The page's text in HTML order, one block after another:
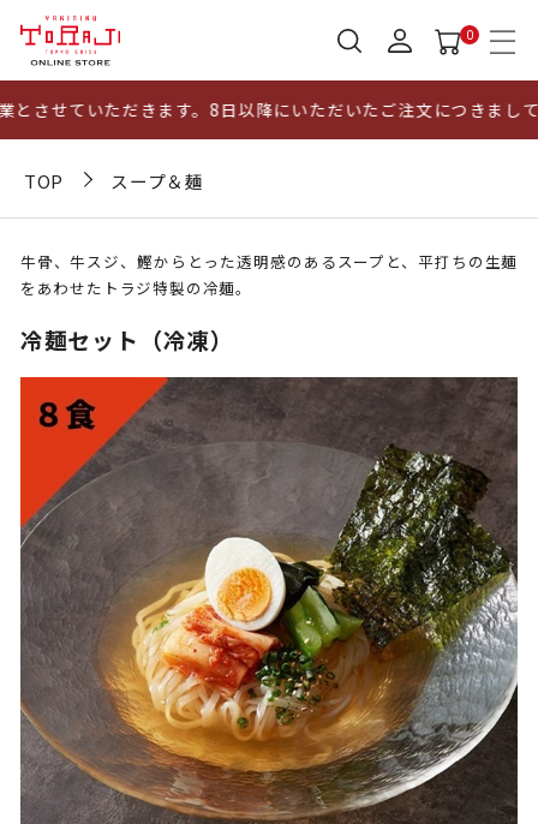
0
ていただきます。8日以降にいただいたご注文につきまして
TOP スープ＆麺
牛骨、牛スジ、鰹からとった透明感のあるスープと、平打ちの生麺
をあわせたトラジ特製の冷麺。
冷麺セット（冷凍）